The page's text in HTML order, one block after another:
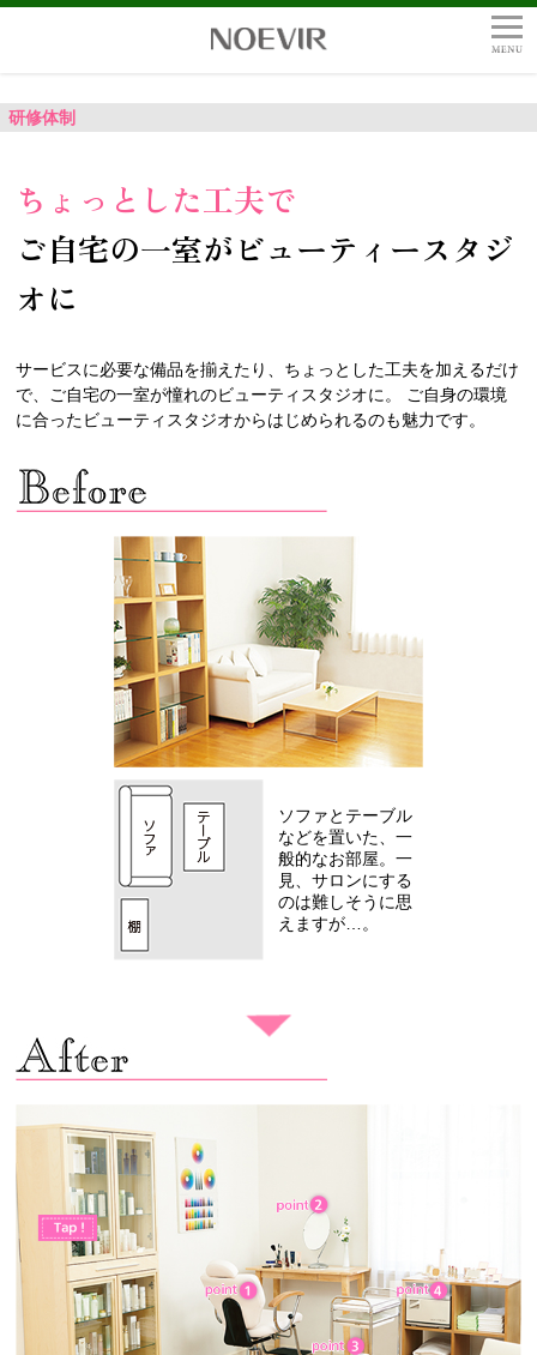
研修体制
ちょっとした工夫で
ご自宅の一室がビューティースタジ
オに
サービスに必要な備品を揃えたり、ちょっとした工夫を加えるだけ
で、ご自宅の一室が憧れのビューティスタジオに。 ご自身の環境
に合ったビューティスタジオからはじめられるのも魅力です。
ソファとテーブル
などを置いた、一
般的なお部屋。一
見、サロンにする
のは難しそうに思
えますが…。
サロンスタッフとは？
intrview
サロンスタッフになるまで（海藤さん）
interview
サロンスタッフの働き方 Case2（濱田さん）
サロンスタッフの働き方 Case3（青野さん）
サロンオーナーを目指して（東さん）